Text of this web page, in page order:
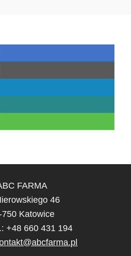
FARMA
46
750 Katowice
+48 660 431 194